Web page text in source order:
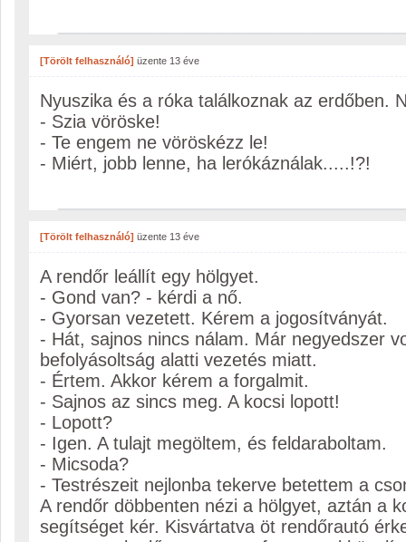
[Törölt felhasználó] üzente 13 éve
Nyuszika és a róka találkoznak az erdőben.
- Szia vöröske!
- Te engem ne vöröskézz le!
- Miért, jobb lenne, ha lerókáználak.....!?!
[Törölt felhasználó] üzente 13 éve
A rendőr leállít egy hölgyet.
- Gond van? - kérdi a nő.
- Gyorsan vezetett. Kérem a jogosítványát.
- Hát, sajnos nincs nálam. Már negyedszer
befolyásoltság alatti vezetés miatt.
- Értem. Akkor kérem a forgalmit.
- Sajnos az sincs meg. A kocsi lopott!
- Lopott?
- Igen. A tulajt megöltem, és feldaraboltam.
- Micsoda?
- Testrészeit nejlonba tekerve betettem a
A rendőr döbbenten nézi a hölgyet, aztán a
segítséget kér. Kisvártatva öt rendőrautó